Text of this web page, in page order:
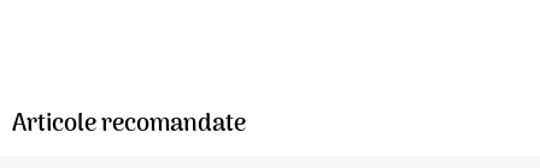
Articole recomandate